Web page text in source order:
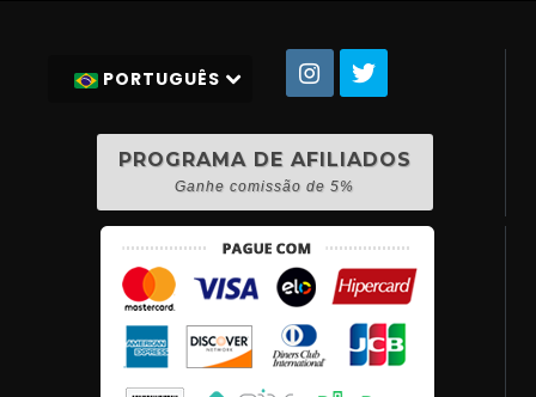
PORTUGUÊS
PROGRAMA DE AFILIADOS
Ganhe comissão de 5%